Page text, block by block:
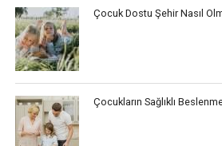
Çocuk Dostu Şehir Nasıl
Çocukların Sağlıklı